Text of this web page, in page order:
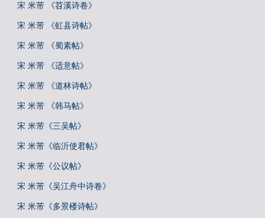
宋 米芾 《苕溪诗卷》
宋 米芾 《虹县诗帖》
宋 米芾 《蜀素帖》
宋 米芾 《适意帖》
宋 米芾 《道林诗帖》
宋 米芾 《韩马帖》
宋 米芾《三吴帖》
宋 米芾《临沂使君帖》
宋 米芾《公议帖》
宋 米芾《吴江舟中诗卷》
宋 米芾《多景楼诗帖》